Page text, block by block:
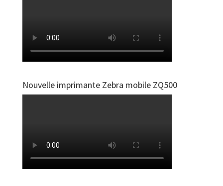
Nouvelle imprimante Zebra mobile ZQ500